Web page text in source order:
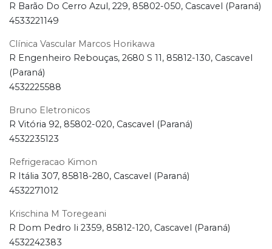
R Barão Do Cerro Azul, 229, 85802-050, Cascavel (Paraná)
4533221149
Clínica Vascular Marcos Horikawa
R Engenheiro Rebouças, 2680 S 11, 85812-130, Cascavel
(Paraná)
4532225588
Bruno Eletronicos
R Vitória 92, 85802-020, Cascavel (Paraná)
4532235123
Refrigeracao Kimon
R Itália 307, 85818-280, Cascavel (Paraná)
4532271012
Krischina M Toregeani
R Dom Pedro Ii 2359, 85812-120, Cascavel (Paraná)
4532242383